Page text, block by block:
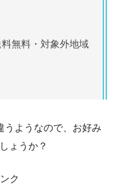
無料・対象外地域
うようなので、お好み
ょうか？
ク